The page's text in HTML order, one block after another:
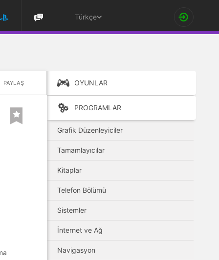
Türkçe
PAYLAŞ OYUNLAR
PROGRAMLAR
Grafik Düzenleyiciler
Tamamlayıcılar
Kitaplar
Telefon Bölümü
Sistemler
İnternet ve Ağ
Navigasyon